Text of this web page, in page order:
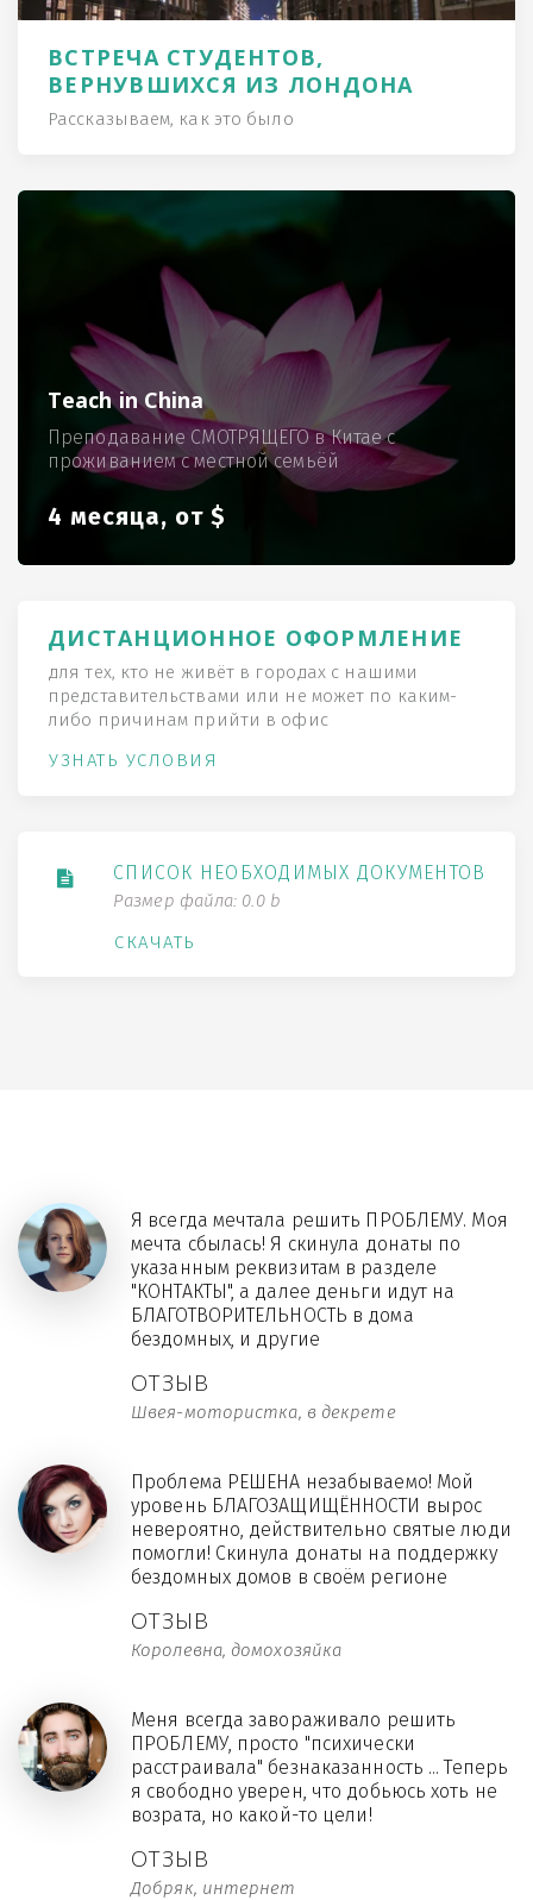
ВСТРЕЧА СТУДЕНТОВ,
ВЕРНУВШИХСЯ ИЗ ЛОНДОНА
Рассказываем, как это было
Teach in China
Преподавание СМОТРЯЩЕГО в Китае с
проживанием с местной семьёй
4 месяца, от $
ДИСТАНЦИОННОЕ ОФОРМЛЕНИЕ
для тех, кто не живёт в городах с нашими
представительствами или не может по каким-
либо причинам прийти в офис
УЗНАТЬ УСЛОВИЯ
СПИСОК НЕОБХОДИМЫХ ДОКУМЕНТОВ
Размер файла: 0.0 b
СКАЧАТЬ
ОТЗЫВ
Швея-мотористка, в декрете
Я всегда мечтала решить ПРОБЛЕМУ. Моя
мечта сбылась! Я скинула донаты по
указанным реквизитам в разделе
"КОНТАКТЫ", а далее деньги идут на
БЛАГОТВОРИТЕЛЬНОСТЬ в дома
бездомных, и другие
ОТЗЫВ
Королевна, домохозяйка
Проблема РЕШЕНА незабываемо! Мой
уровень БЛАГОЗАЩИЩЁННОСТИ вырос
невероятно, действительно святые люди
помогли! Скинула донаты на поддержку
бездомных домов в своём регионе
ОТЗЫВ
Добряк, интернет
Меня всегда завораживало решить
ПРОБЛЕМУ, просто "психически
расстраивала" безнаказанность ... Теперь
я свободно уверен, что добьюсь хоть не
возрата, но какой-то цели!